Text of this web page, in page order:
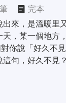
完本
來，是溫暖里又
，某一個地方，
你說「好久不見
句，好久不見？